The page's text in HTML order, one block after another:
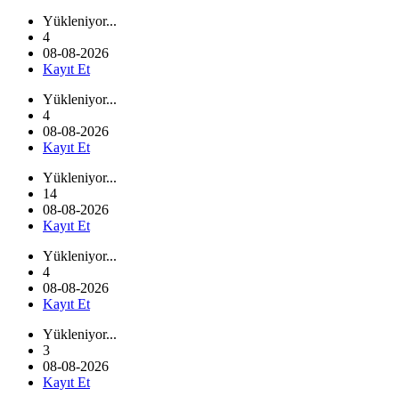
Yükleniyor...
4
08-08-2026
Kayıt Et
Yükleniyor...
4
08-08-2026
Kayıt Et
Yükleniyor...
14
08-08-2026
Kayıt Et
Yükleniyor...
4
08-08-2026
Kayıt Et
Yükleniyor...
3
08-08-2026
Kayıt Et